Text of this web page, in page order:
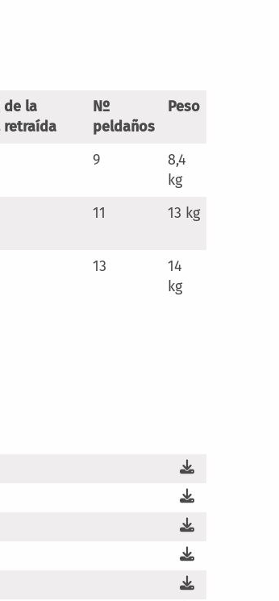
de la
retraída
Nº
peldaños
Peso
9
8,4
kg
11 13 kg
13
14
kg